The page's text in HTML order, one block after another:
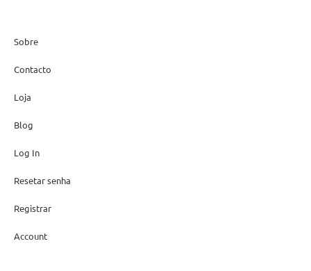
Sobre
Contacto
Loja
Blog
Log In
Resetar senha
Registrar
Account